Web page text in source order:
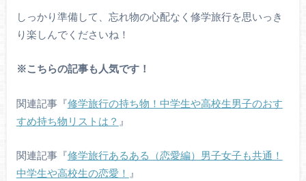
しっかり準備して、忘れ物の心配なく修学旅行を思いっき
り楽しんでくださいね！
※こちらの記事も人気です！
関連記事『修学旅行の持ち物！中学生や高校生男子のおす
すめ持ち物リストは？ 』
関連記事『修学旅行あるある（恋愛編）男子女子も共通！
中学生や高校生の恋愛！ 』